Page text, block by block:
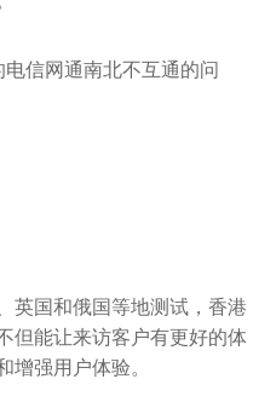
信网通南北不互通的问
英国和俄国等地测试，香港
但能让来访客户有更好的体
增强用户体验。